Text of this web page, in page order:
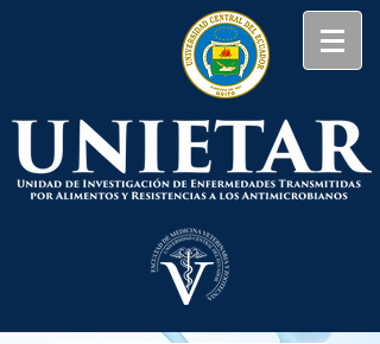
Análisis de Genomas
Completos Bacterianos
(Curso Taller)